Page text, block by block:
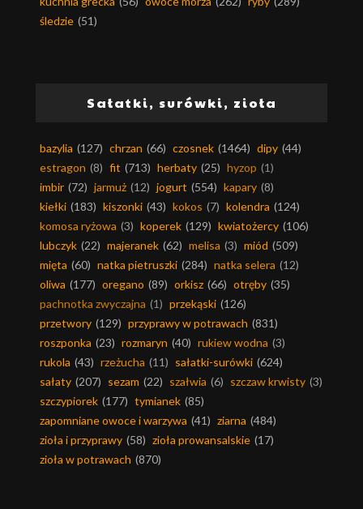
śledzie (51)
Sałatki, surówki, zioła
bazylia (127) chrzan (66) czosnek (1464) dipy (44)
estragon (8) fit (713) herbaty (25) hyzop (1)
imbir (72) jarmuż (12) jogurt (554) kapary (8)
kiełki (183) kiszonki (43) kokos (7) kolendra (124)
komosa ryżowa (3) koperek (129) kwiatożercy (106)
lubczyk (22) majeranek (62) melisa (3) miód (509)
mięta (60) natka pietruszki (284) natka selera (12)
oliwa (177) oregano (89) orkisz (66) otręby (35)
pachnotka zwyczajna (1) przekąski (126)
przetwory (129) przyprawy w potrawach (831)
roszponka (23) rozmaryn (40) rukiew wodna (3)
rukola (43) rzeżucha (11) sałatki-surówki (624)
sałaty (207) sezam (22) szałwia (6) szczaw krwisty (3)
szczypiorek (177) tymianek (85)
zapomniane owoce i warzywa (41) ziarna (484)
zioła i przyprawy (58) zioła prowansalskie (17)
zioła w potrawach (870)